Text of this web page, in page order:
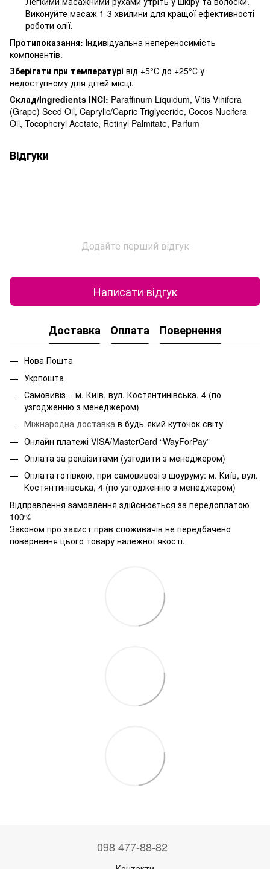
Виконуйте масаж 1-3 хвилини для кращої ефективності
роботи олії.
Протипоказання: Індивідуальна непереносимість
компонентів.
Зберігати при температурі від +5°С до +25°С у
недоступному для дітей місці.
Склад/Ingredients INCI: Paraffinum Liquidum, Vitis Vinifera
(Grape) Seed Oil, Caprylic/Capric Triglyceride, Cocos Nucifera
Oil, Tocopheryl Acetate, Retinyl Palmitate, Parfum
Відгуки
Додайте перший відгук
Написати відгук
Доставка Оплата Повернення
Нова Пошта
Укрпошта
Самовивіз – м. Київ, вул. Костянтинівська, 4 (по
узгодженню з менеджером)
Міжнародна доставка в будь-який куточок світу
Онлайн платежі VISA/MasterCard “WayForPay”
Оплата за реквізитами (узгодити з менеджером)
Оплата готівкою, при самовивозі з шоуруму: м. Київ, вул.
Костянтинівська, 4 (по узгодженню з менеджером)
Відправлення замовлення здійснюється за передоплатою
100%
Законом про захист прав споживачів не передбачено
повернення цього товару належної якості.
098 477-88-82